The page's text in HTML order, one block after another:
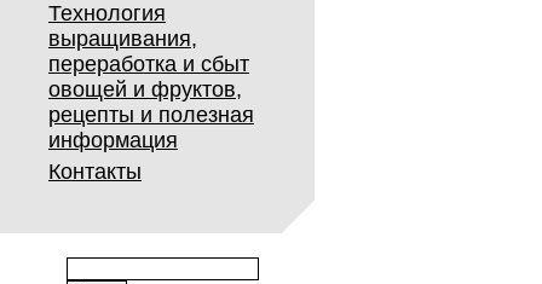
Технология
выращивания,
переработка и сбыт
овощей и фруктов,
рецепты и полезная
информация
Контакты